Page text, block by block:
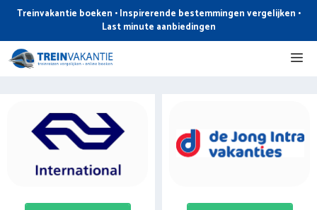
de
inhoud
Treinvakantie boeken • Inspirerende bestemmingen vergelijken •
Last minute aanbiedingen